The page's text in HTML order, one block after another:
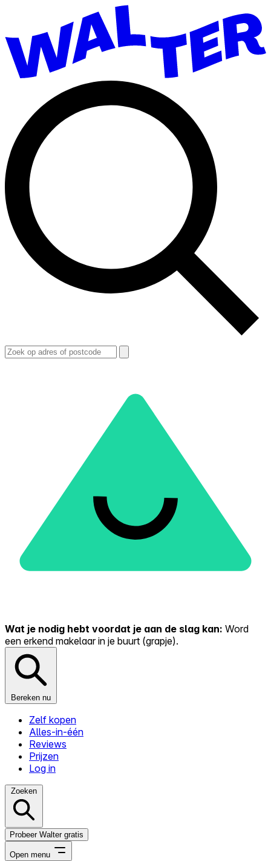
Wat je nodig hebt voordat je aan de slag kan: Word
een erkend makelaar in je buurt (grapje).
Bereken nu
Zelf kopen
Alles-in-één
Reviews
Prijzen
Log in
Zoeken
Probeer Walter gratis
Open menu